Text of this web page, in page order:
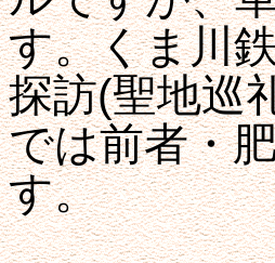
す。くま川
探訪(聖地巡
では前者・
す。